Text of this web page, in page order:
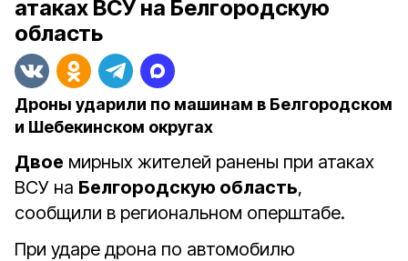
атаках ВСУ на Белгородскую
область
Дроны ударили по машинам в Белгородском
и Шебекинском округах
Двое мирных жителей ранены при атаках
ВСУ на Белгородскую область,
сообщили в региональном оперштабе.
При ударе дрона по автомобилю